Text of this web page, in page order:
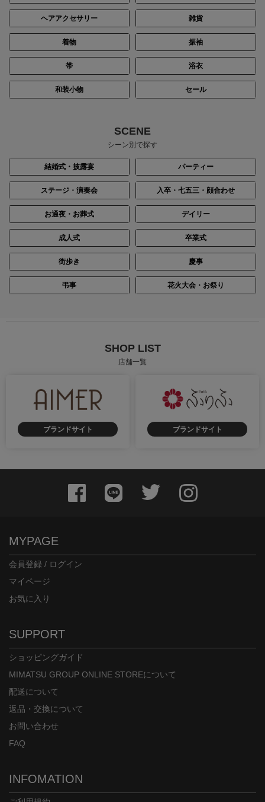
ヘアアクセサリー 雑貨
着物 振袖
帯 浴衣
和装小物 セール
SCENE
シーン別で探す
結婚式・披露宴 パーティー
ステージ・演奏会 入卒・七五三・顔合わせ
お通夜・お葬式 デイリー
成人式 卒業式
街歩き 慶事
弔事 花火大会・お祭り
SHOP LIST
店舗一覧
ブランドサイト ブランドサイト
MYPAGE
会員登録 / ログイン
マイページ
お気に入り
SUPPORT
ショッピングガイド
MIMATSU GROUP ONLINE STOREについて
配送について
返品・交換について
お問い合わせ
FAQ
INFOMATION